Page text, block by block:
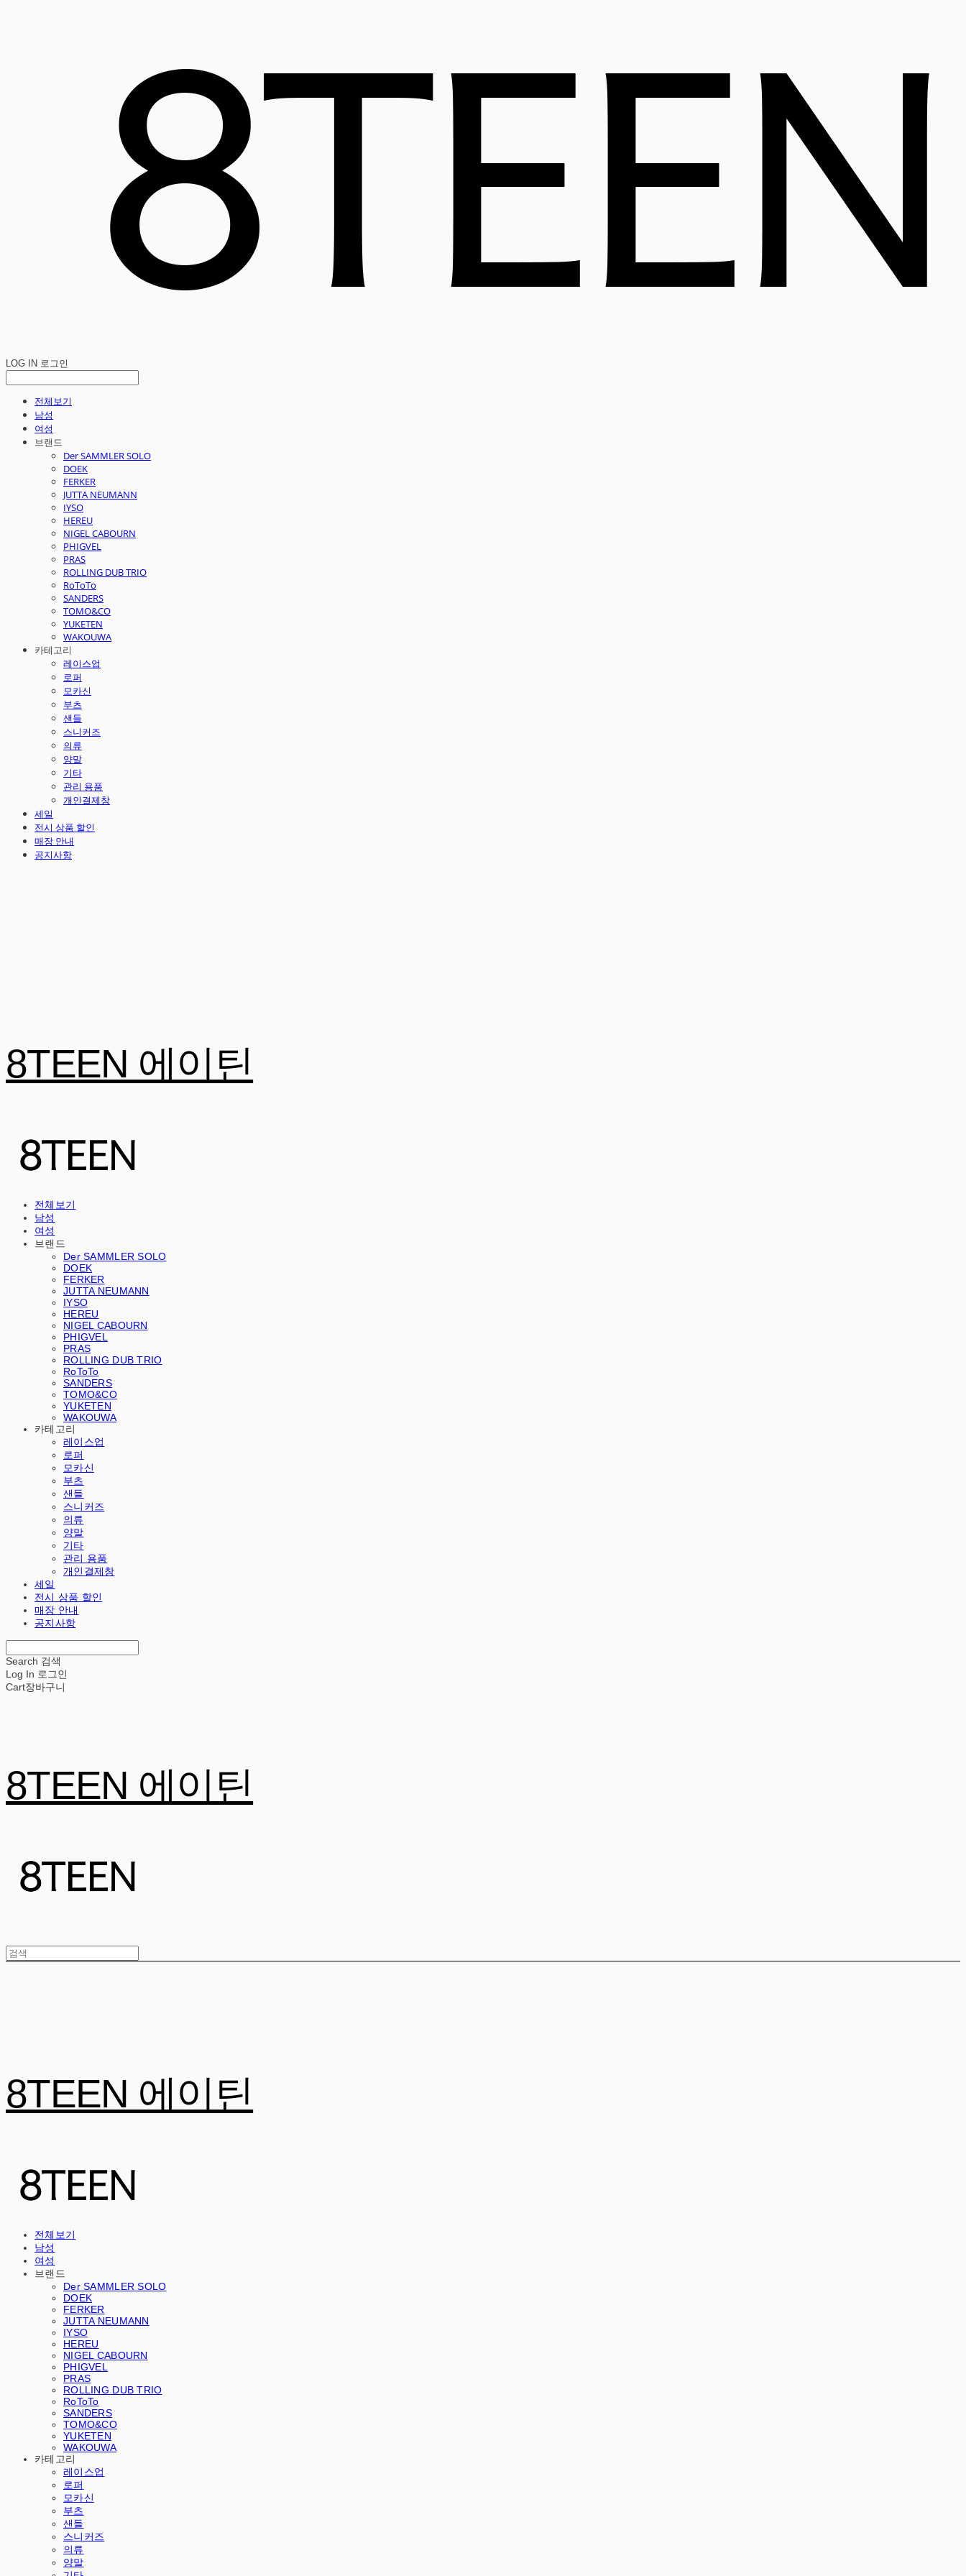
LOG IN 로그인
전체보기
남성
여성
브랜드
Der SAMMLER SOLO
DOEK
FERKER
JUTTA NEUMANN
IYSO
HEREU
NIGEL CABOURN
PHIGVEL
PRAS
ROLLING DUB TRIO
RoToTo
SANDERS
TOMO&CO
YUKETEN
WAKOUWA
카테고리
레이스업
로퍼
모카신
부츠
샌들
스니커즈
의류
양말
기타
관리 용품
개인결제창
세일
전시 상품 할인
매장 안내
공지사항
8TEEN 에이틴
전체보기
남성
여성
브랜드
Der SAMMLER SOLO
DOEK
FERKER
JUTTA NEUMANN
IYSO
HEREU
NIGEL CABOURN
PHIGVEL
PRAS
ROLLING DUB TRIO
RoToTo
SANDERS
TOMO&CO
YUKETEN
WAKOUWA
카테고리
레이스업
로퍼
모카신
부츠
샌들
스니커즈
의류
양말
기타
관리 용품
개인결제창
세일
전시 상품 할인
매장 안내
공지사항
Search 검색
Log In 로그인
Cart장바구니
8TEEN 에이틴
8TEEN 에이틴
전체보기
남성
여성
브랜드
Der SAMMLER SOLO
DOEK
FERKER
JUTTA NEUMANN
IYSO
HEREU
NIGEL CABOURN
PHIGVEL
PRAS
ROLLING DUB TRIO
RoToTo
SANDERS
TOMO&CO
YUKETEN
WAKOUWA
카테고리
레이스업
로퍼
모카신
부츠
샌들
스니커즈
의류
양말